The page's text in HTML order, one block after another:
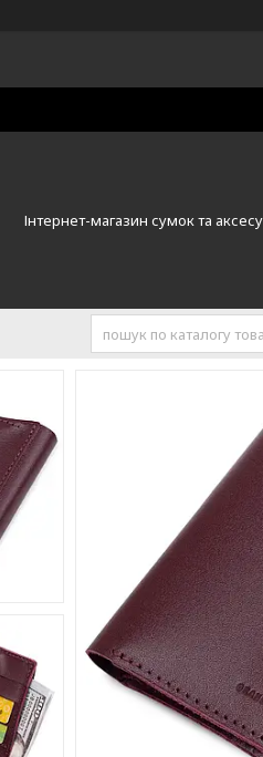
Інтернет-магазин сумок та